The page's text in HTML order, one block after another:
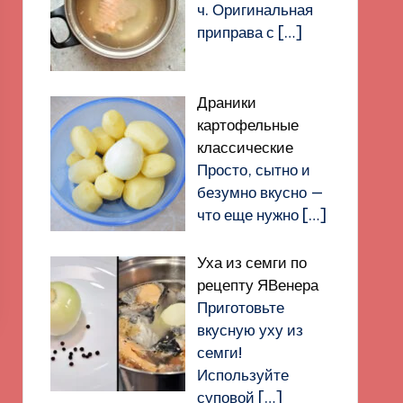
ч. Оригинальная
приправа с […]
Драники
картофельные
классические
Просто, сытно и
безумно вкусно —
что еще нужно […]
Уха из семги по
рецепту ЯВенера
Приготовьте
вкусную уху из
семги!
Используйте
суповой […]